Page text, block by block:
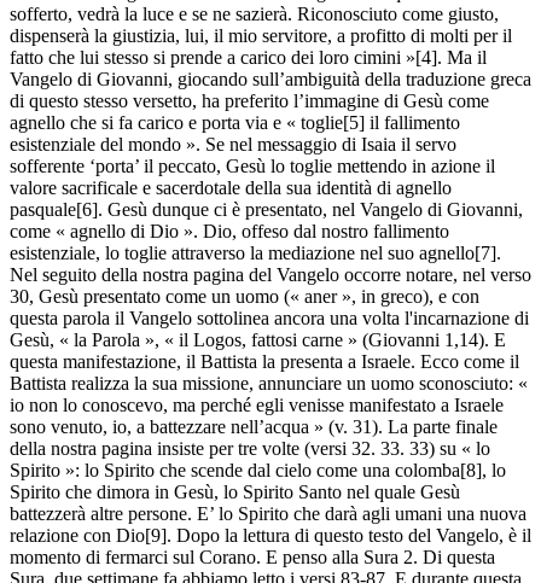
sofferto, vedrà la luce e se ne sazierà. Riconosciuto come giusto,
dispenserà la giustizia, lui, il mio servitore, a profitto di molti per il
fatto che lui stesso si prende a carico dei loro cimini »[4]. Ma il
Vangelo di Giovanni, giocando sull’ambiguità della traduzione greca
di questo stesso versetto, ha preferito l’immagine di Gesù come
agnello che si fa carico e porta via e « toglie[5] il fallimento
esistenziale del mondo ». Se nel messaggio di Isaia il servo
sofferente ‘porta’ il peccato, Gesù lo toglie mettendo in azione il
valore sacrificale e sacerdotale della sua identità di agnello
pasquale[6]. Gesù dunque ci è presentato, nel Vangelo di Giovanni,
come « agnello di Dio ». Dio, offeso dal nostro fallimento
esistenziale, lo toglie attraverso la mediazione nel suo agnello[7].
Nel seguito della nostra pagina del Vangelo occorre notare, nel verso
30, Gesù presentato come un uomo (« aner », in greco), e con
questa parola il Vangelo sottolinea ancora una volta l'incarnazione di
Gesù, « la Parola », « il Logos, fattosi carne » (Giovanni 1,14). E
questa manifestazione, il Battista la presenta a Israele. Ecco come il
Battista realizza la sua missione, annunciare un uomo sconosciuto: «
io non lo conoscevo, ma perché egli venisse manifestato a Israele
sono venuto, io, a battezzare nell’acqua » (v. 31). La parte finale
della nostra pagina insiste per tre volte (versi 32. 33. 33) su « lo
Spirito »: lo Spirito che scende dal cielo come una colomba[8], lo
Spirito che dimora in Gesù, lo Spirito Santo nel quale Gesù
battezzerà altre persone. E’ lo Spirito che darà agli umani una nuova
relazione con Dio[9]. Dopo la lettura di questo testo del Vangelo, è il
momento di fermarci sul Corano. E penso alla Sura 2. Di questa
Sura, due settimane fa abbiamo letto i versi 83-87. E durante questa